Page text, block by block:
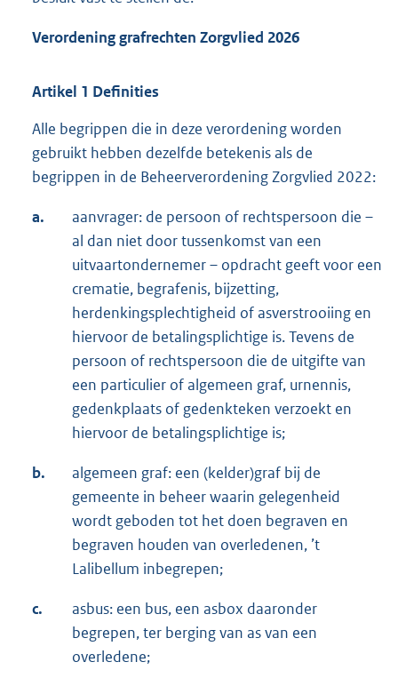
Verordening grafrechten Zorgvlied 2026
Artikel 1 Definities
Alle begrippen die in deze verordening worden
gebruikt hebben dezelfde betekenis als de
begrippen in de Beheerverordening Zorgvlied 2022:
a.
aanvrager: de persoon of rechtspersoon die –
al dan niet door tussenkomst van een
uitvaartondernemer – opdracht geeft voor een
crematie, begrafenis, bijzetting,
herdenkingsplechtigheid of asverstrooiing en
hiervoor de betalingsplichtige is. Tevens de
persoon of rechtspersoon die de uitgifte van
een particulier of algemeen graf, urnennis,
gedenkplaats of gedenkteken verzoekt en
hiervoor de betalingsplichtige is;
b.
algemeen graf: een (kelder)graf bij de
gemeente in beheer waarin gelegenheid
wordt geboden tot het doen begraven en
begraven houden van overledenen, ’t
Lalibellum inbegrepen;
c.
asbus: een bus, een asbox daaronder
begrepen, ter berging van as van een
overledene;